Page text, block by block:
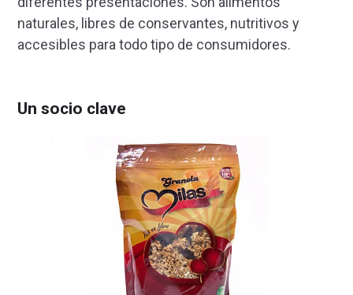
naturales, libres de conservantes, nutritivos y
accesibles para todo tipo de consumidores.
Un socio clave